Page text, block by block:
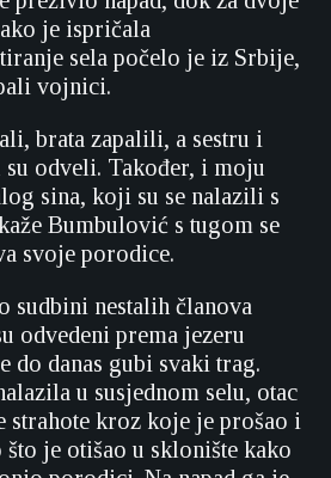
je ispričala
sela počelo je iz Srbije,
vojnici.
brata zapalili, a sestru i
odveli. Također, i moju
sina, koji su se nalazili s
Bumbulović s tugom se
svoje porodice.
sudbini nestalih članova
odvedeni prema jezeru
do danas gubi svaki trag.
u susjednom selu, otac
kroz koje je prošao i
je otišao u sklonište kako